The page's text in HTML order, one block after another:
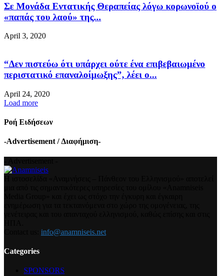
Σε Μονάδα Εντατικής Θεραπείας λόγω κορωνοϊού ο
«παπάς του λαού» της...
April 3, 2020
“Δεν πιστεύω ότι υπάρχει ούτε ένα επιβεβαιωμένο
περιστατικό επαναλοίμωξης”, λέει ο...
April 24, 2020
Load more
Ροή Ειδήσεων
-Advertisement / Διαφήμιση-
info@anamniseis.net
Categories
SPONSORS